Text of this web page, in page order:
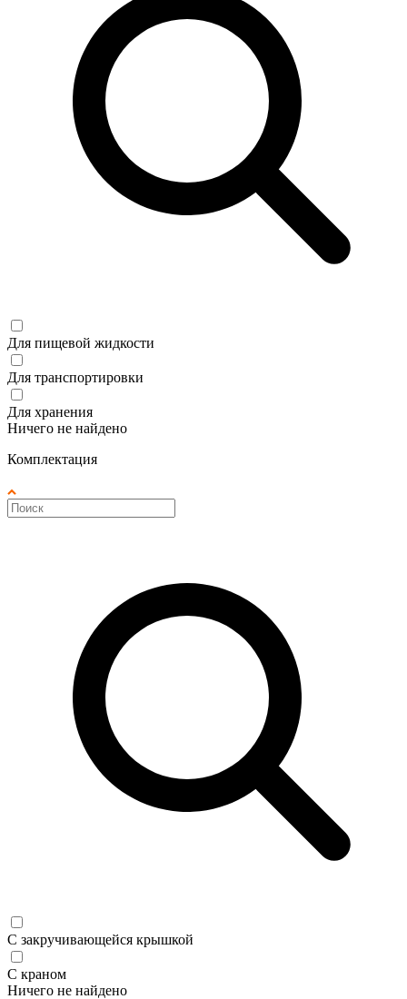
Для пищевой жидкости
Для транспортировки
Для хранения
Ничего не найдено
Комплектация
С закручивающейся крышкой
С краном
Ничего не найдено